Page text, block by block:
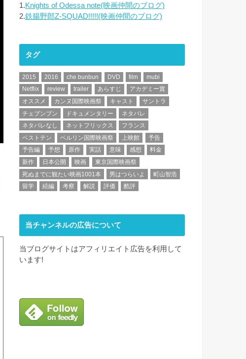
1.Knights of Odessa note(映画仲間のブログ)
2.鉄腸野郎Z-SQUAD!!!!!(映画仲間のブログ)
タグ
2015 2016 che bunbun DVD film
mubi
Netflix
review trailer あらすじ
アカデミー賞
オススメ
カンヌ国際映画祭 キャスト
サントラ
チェブンブン
ドキュメンタリー
ネタバレ
ネタバレなし
ネットフリックス
フランス
ベストテン
ベルリン国際映画祭 上映館
予告
予告編
予想 原作 実話 意味 感想
料金
新作
日本公開 映画
東京国際映画祭
死ぬまでに観たい映画1001本
男はつらいよ
町山智浩
留学
続編 考察 解説 評価 酷評
当チャンネルの広告について
当ブログサイトはアフィリエイト広告を利用して
います!